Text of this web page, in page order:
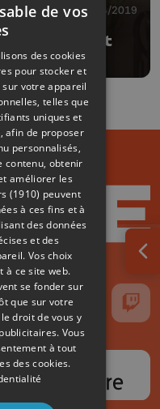
12/04/2019
Lya et
sur TikTok
Suivez-nous sur YouTube
Suivez-nous
de vos
des cookies
pour stocker et
votre appareil
telles que
uniques et
afin de proposer
personnalisés,
contenu, obtenir
améliorer les
(1910) peuvent
à ces fins et à
des données
et des
Vos choix
à ce site web.
se fonder sur
que sur votre
droit de vous y
. Vous
à tout
des cookies.